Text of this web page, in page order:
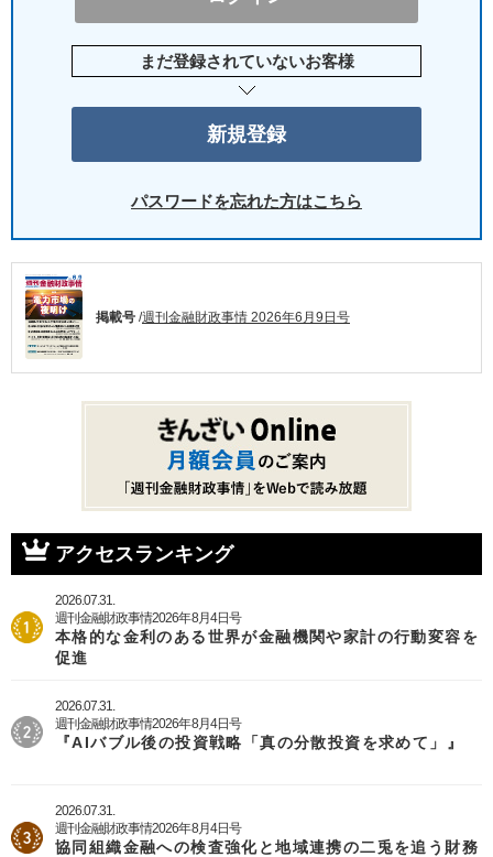
まだ登録されていないお客様
パスワードを忘れた方はこちら
掲載号 /週刊金融財政事情 2026年6月9日号
アクセスランキング
2026.07.31.
週刊金融財政事情2026年8月4日号
本格的な金利のある世界が金融機関や家計の行動変容を
促進
2026.07.31.
週刊金融財政事情2026年8月4日号
『AIバブル後の投資戦略「真の分散投資を求めて」』
2026.07.31.
週刊金融財政事情2026年8月4日号
協同組織金融への検査強化と地域連携の二兎を追う財務